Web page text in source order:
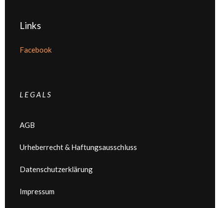
Links
Facebook
L E G A L S
AGB
Urheberrecht & Haftungsausschluss
Datenschutzerklärung
Impressum